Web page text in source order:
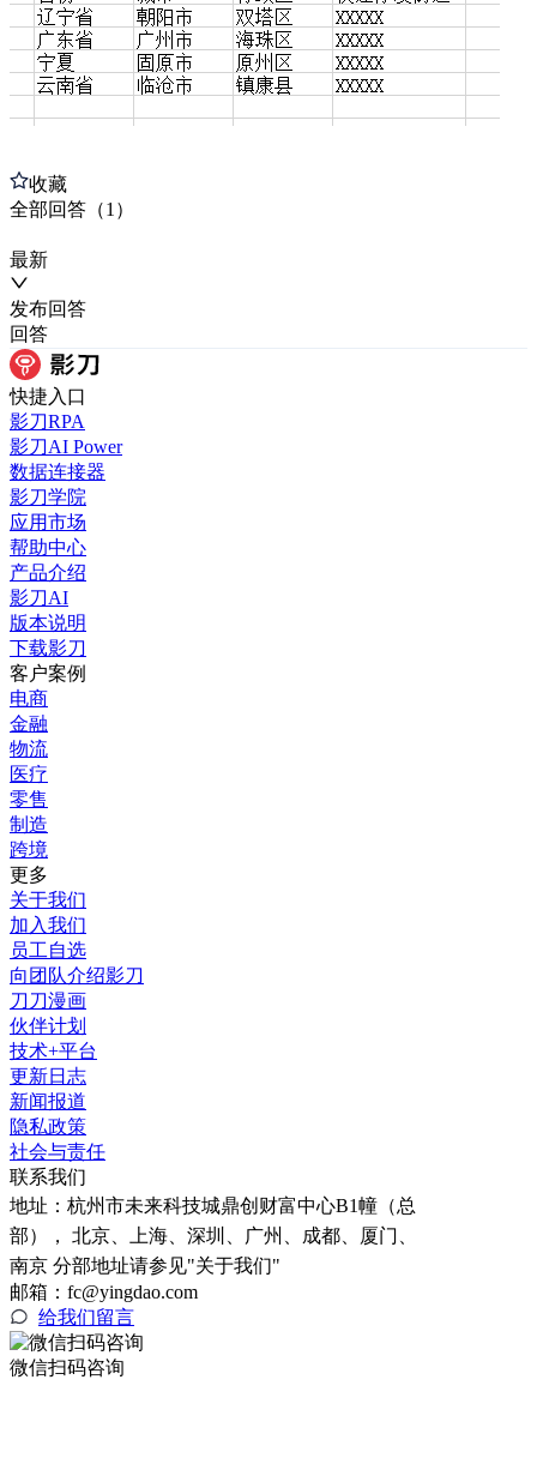
收藏
全部回答 （1 ）
最新
发布回答
回答
快捷入口
影刀RPA
影刀AI Power
数据连接器
影刀学院
应用市场
帮助中心
产品介绍
影刀AI
版本说明
下载影刀
客户案例
电商
金融
物流
医疗
零售
制造
跨境
更多
关于我们
加入我们
员工自选
向团队介绍影刀
刀刀漫画
伙伴计划
技术+平台
更新日志
新闻报道
隐私政策
社会与责任
联系我们
地址： 杭州市未来科技城鼎创财富中心B1幢（总
部）， 北京、上海、深圳、广州、成都、厦门、
南京 分部地址请参见"关于我们"
邮箱：fc@yingdao.com
给我们留言
微信扫码咨询